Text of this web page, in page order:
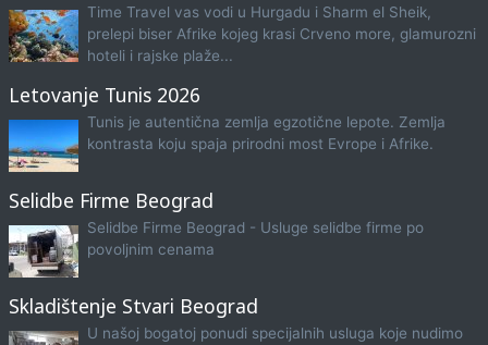
Time Travel vas vodi u Hurgadu i Sharm el Sheik,
prelepi biser Afrike kojeg krasi Crveno more, glamurozni
hoteli i rajske plaže...
Letovanje Tunis 2026
Tunis je autentična zemlja egzotične lepote. Zemlja
kontrasta koju spaja prirodni most Evrope i Afrike.
Selidbe Firme Beograd
Selidbe Firme Beograd - Usluge selidbe firme po
povoljnim cenama
Skladištenje Stvari Beograd
U našoj bogatoj ponudi specijalnih usluga koje nudimo